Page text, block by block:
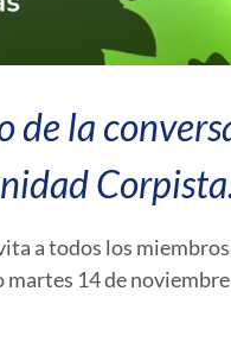
de la
a todos los
14 de